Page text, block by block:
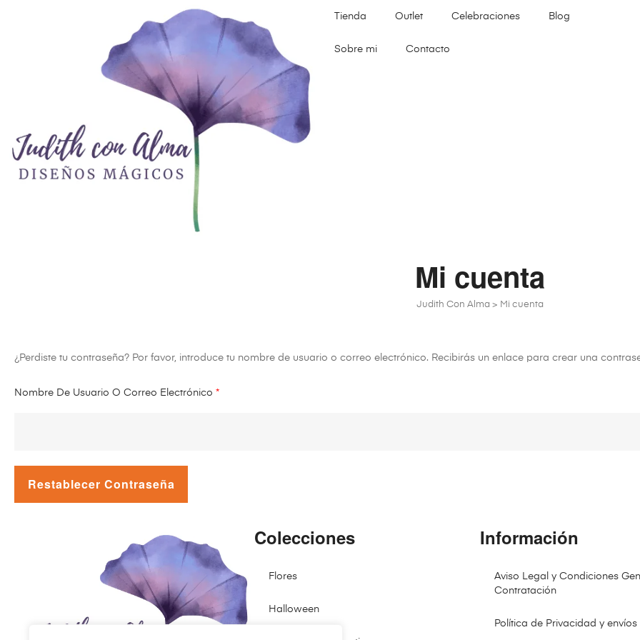
Tienda Outlet Celebraciones Blog
Sobre mi Contacto
Judith Con Alma > Mi cuenta
Mi cuenta
¿Perdiste tu contraseña? Por favor, introduce tu nombre de usuario o correo electrónico. Recibirás un enlace para crear una
Nombre De Usuario O Correo Electrónico *
Restablecer Contraseña
Colecciones
Flores
Halloween
Información
Aviso Legal y Condiciones
Contratación
Política de Privacidad y envíos